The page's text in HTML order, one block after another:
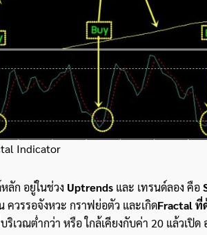
Indicator
ลัก อยู่ในช่วง Uptrends และ เทรนด์ลอง คือ
ควรรอจังหวะ กราฟย่อตัว และเกิดFractal ที่
วณต่ำกว่า หรือ ใกล้เคียงกับค่า 20 แล้วเปิด